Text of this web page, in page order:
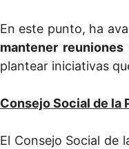
En este punto, ha
mantener reuniones
plantear iniciativas
Consejo Social de la
El Consejo Social de